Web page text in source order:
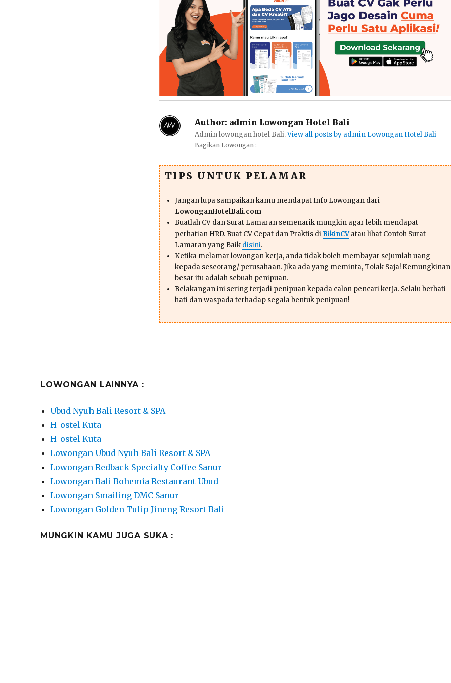
Author: admin Lowongan Hotel Bali
Admin lowongan hotel Bali.View all posts by admin Lowongan Hotel Bali
Bagikan Lowongan :
TIPS UNTUK PELAMAR
Jangan lupa sampaikan kamu mendapat Info Lowongan dari
LowonganHotelBali.com
Buatlah CV dan Surat Lamaran semenarik mungkin agar lebih mendapat
perhatian HRD. Buat CV Cepat dan Praktis di BikinCVatau lihat Contoh Surat
Lamaran yang Baik disini.
Ketika melamar lowongan kerja, anda tidak boleh membayar sejumlah uang
kepada seseorang/ perusahaan. Jika ada yang meminta, Tolak Saja! Kemungkinan
besar itu adalah sebuah penipuan.
Belakangan ini sering terjadi penipuan kepada calon pencari kerja. Selalu berhati-
hati dan waspada terhadap segala bentuk penipuan!
LOWONGAN LAINNYA :
Ubud Nyuh Bali Resort & SPA
H-ostel Kuta
H-ostel Kuta
Lowongan Ubud Nyuh Bali Resort & SPA
Lowongan Redback Specialty Coffee Sanur
Lowongan Bali Bohemia Restaurant Ubud
Lowongan Smailing DMC Sanur
Lowongan Golden Tulip Jineng Resort Bali
MUNGKIN KAMU JUGA SUKA :